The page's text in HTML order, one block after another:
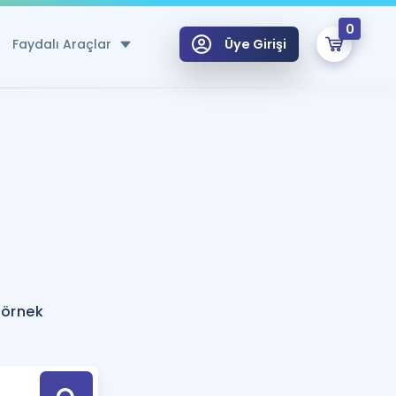
Faydalı Araçlar
Hesaplama Aracı
için Öneriler
Tek Takvimde
Üye Girişi
0